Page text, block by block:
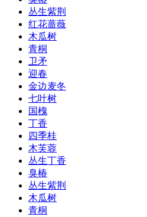
丛生紫荆
红花蔷薇
木瓜树
青桐
卫矛
迎春
金边麦冬
七叶树
国槐
丁香
四季桂
木芙蓉
丛生丁香
臭椿
丛生紫荆
木瓜树
青桐